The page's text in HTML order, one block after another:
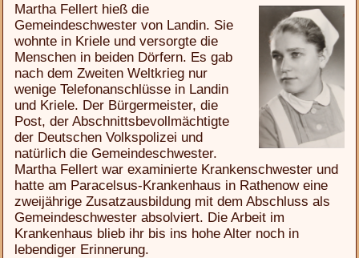
Martha Fellert hieß die
Gemeindeschwester von Landin. Sie
wohnte in Kriele und versorgte die
Menschen in beiden Dörfern. Es gab
nach dem Zweiten Weltkrieg nur
wenige Telefonanschlüsse in Landin
und Kriele. Der Bürgermeister, die
Post, der Abschnittsbevollmächtigte
der Deutschen Volkspolizei und
natürlich die Gemeindeschwester.
Martha Fellert war examinierte Krankenschwester und
hatte am Paracelsus-Krankenhaus in Rathenow eine
zweijährige Zusatzausbildung mit dem Abschluss als
Gemeindeschwester absolviert. Die Arbeit im
Krankenhaus blieb ihr bis ins hohe Alter noch in
lebendiger Erinnerung.